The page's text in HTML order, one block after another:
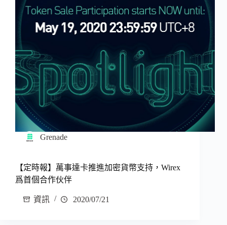
Grenade
【定時報】萬事達卡推進加密貨幣支持，Wirex
爲首個合作伙伴
資訊 2020/07/21